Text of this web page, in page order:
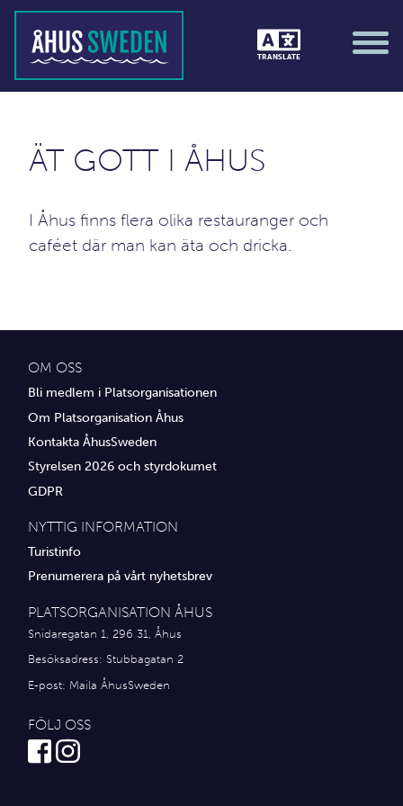
TRANSLATE
Guidade turer
Marknader
Träning / motion / hälsa
Platsorganisation Åhus
Alla medlemmar
Ekonomi &amp; juridik
Hantverkare
Ideella föreningar
Idrottsföreningar
Media
Transport
Övrig service
ÄT GOTT I ÅHUS
I Åhus finns flera olika restauranger och
caféet där man kan äta och dricka.
OM OSS
Bli medlem i Platsorganisationen
Om Platsorganisation Åhus
Kontakta ÅhusSweden
Styrelsen 2026 och styrdokumet
GDPR
NYTTIG INFORMATION
Turistinfo
Prenumerera på vårt nyhetsbrev
PLATSORGANISATION ÅHUS
Snidaregatan 1, 296 31, Åhus
Besöksadress: Stubbagatan 2
E-post: Maila ÅhusSweden
FÖLJ OSS